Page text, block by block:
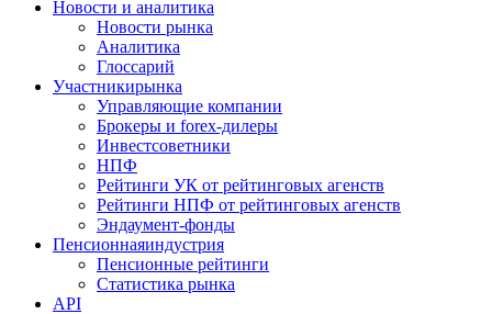
Новости и аналитика
Новости рынка
Аналитика
Глоссарий
Участникирынка
Управляющие компании
Брокеры и forex-дилеры
Инвестсоветники
НПФ
Рейтинги УК от рейтинговых агенств
Рейтинги НПФ от рейтинговых агенств
Эндаумент-фонды
Пенсионнаяиндустрия
Пенсионные рейтинги
Статистика рынка
API